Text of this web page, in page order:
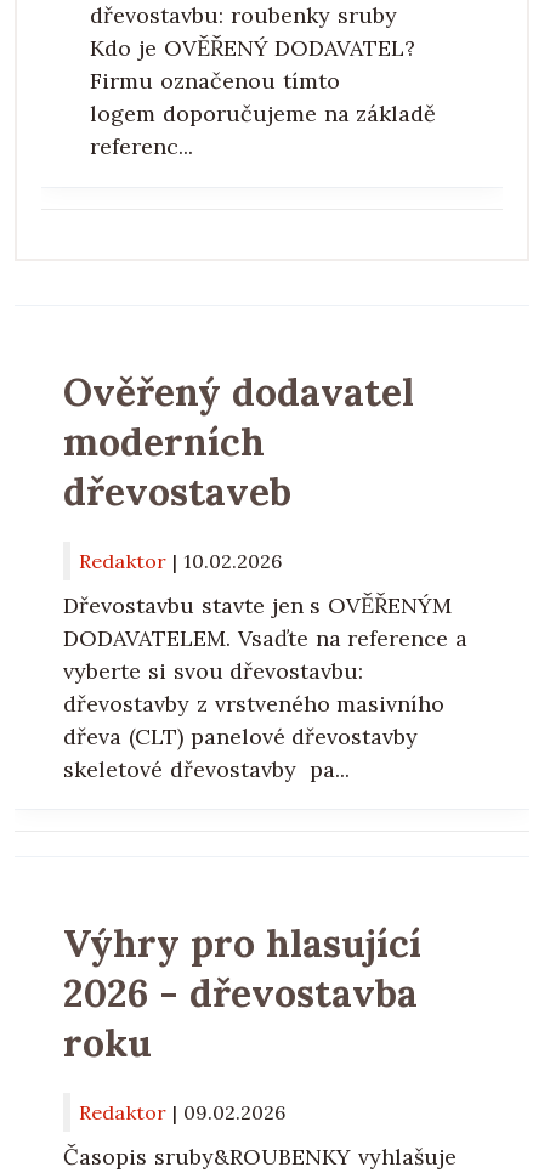
dřevostavbu: roubenky sruby
Kdo je OVĚŘENÝ DODAVATEL?
Firmu označenou tímto
logem doporučujeme na základě
referenc...
Ověřený dodavatel
moderních
dřevostaveb
Redaktor | 10.02.2026
Dřevostavbu stavte jen s OVĚŘENÝM
DODAVATELEM. Vsaďte na reference a
vyberte si svou dřevostavbu:
dřevostavby z vrstveného masivního
dřeva (CLT) panelové dřevostavby
skeletové dřevostavby pa...
Výhry pro hlasující
2026 - dřevostavba
roku
Redaktor | 09.02.2026
Časopis sruby&ROUBENKY vyhlašuje